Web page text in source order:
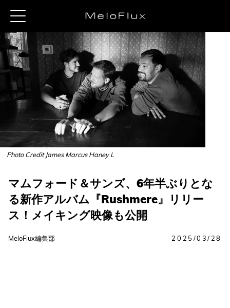
Photo Credit James Marcus Haney L
マムフォード＆サンズ、6年半ぶりとな
る新作アルバム『Rushmere』リリー
ス！メイキング映像も公開
MeloFlux編集部 2025/03/28